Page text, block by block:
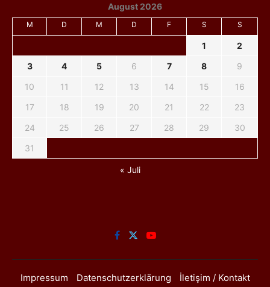
August 2026
M D M D F S S
1
2
3
4 5 6 7 8
9
10
11 12 13 14 15
16
17
18 19 20 21 22
23
24
25 26 27 28 29
30
31
« Juli
Impressum Datenschutzerklärung
İletişim / Kontakt